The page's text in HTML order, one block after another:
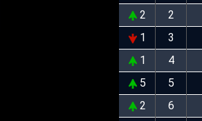
2
2
1
3
1
4
5
5
2
6